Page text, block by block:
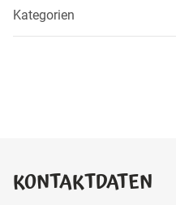
Kategorien
KONTAKTDATEN